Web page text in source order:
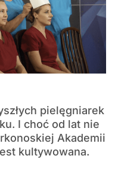
pielęgniarek
I choć od lat nie
Akademii
kultywowana.